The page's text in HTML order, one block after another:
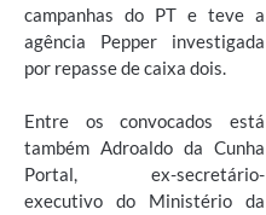
campanhas do PT e teve a
agência Pepper investigada
por repasse de caixa dois.
Entre os convocados está
também Adroaldo da Cunha
Portal, ex-secretário-
executivo do Ministério da